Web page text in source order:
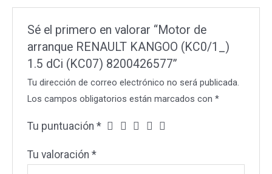
Sé el primero en valorar “Motor de
arranque RENAULT KANGOO (KC0/1_)
1.5 dCi (KC07) 8200426577”
Tu dirección de correo electrónico no será publicada.
Los campos obligatorios están marcados con*
Tu puntuación*
Tu valoración*